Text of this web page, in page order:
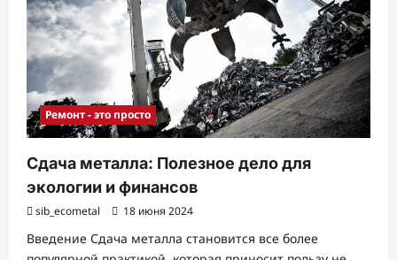
Практика
Ремонт - это просто
Сдача металла: Полезное дело для
экологии и финансов
sib_ecometal 18 июня 2024
Введение Сдача металла становится все более